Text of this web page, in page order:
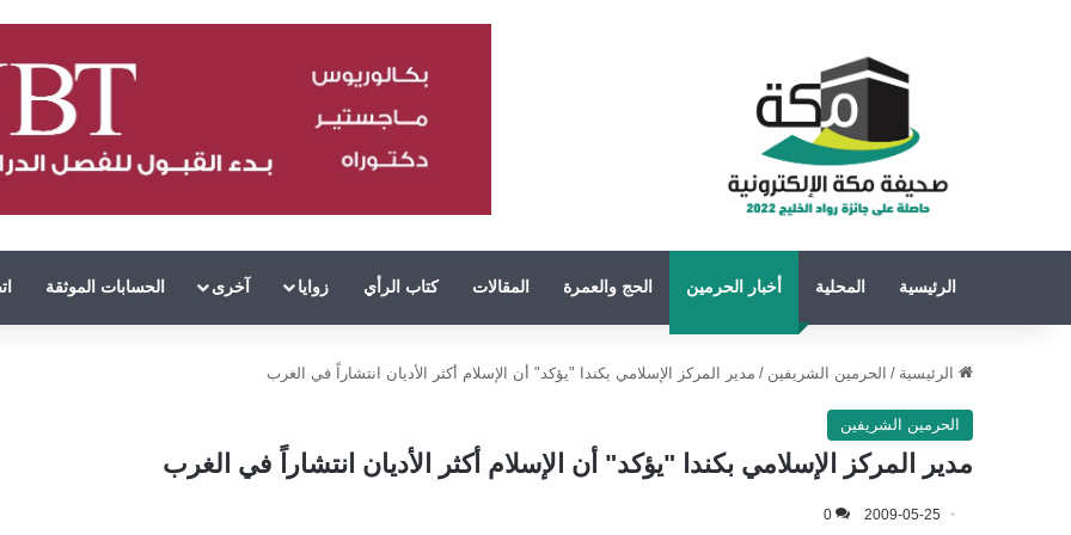
الرئيسية المحلية أخبار الحرمين الحج والعمرة المقالات كتاب الرأي زوايا آخرى الحسابات الموثقة
الرئيسية / الحرمين الشريفين / مدير المركز الإسلامي بكندا "يؤكد" أن الإسلام أكثر الأديان انتشاراً في الغرب
الحرمين الشريفين
مدير المركز الإسلامي بكندا "يؤكد" أن الإسلام أكثر الأديان انتشاراً في الغرب
2009-05-25
0